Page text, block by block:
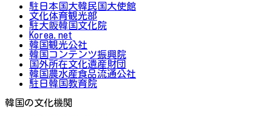
駐日本国大韓民国大使館
文化体育観光部
駐大阪韓国文化院
Korea.net
韓国観光公社
韓国コンテンツ振興院
国外所在文化遺産財団
韓国農水産食品流通公社
駐日韓国教育院
韓国の文化機関